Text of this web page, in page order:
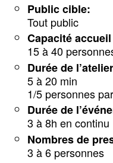
Public cible:
Tout public
Capacité
15 à 40
Durée de
5 à 20 min
1/5 personnes
Durée de
3 à 8h en continu
Nombres de
3 à 6 personnes